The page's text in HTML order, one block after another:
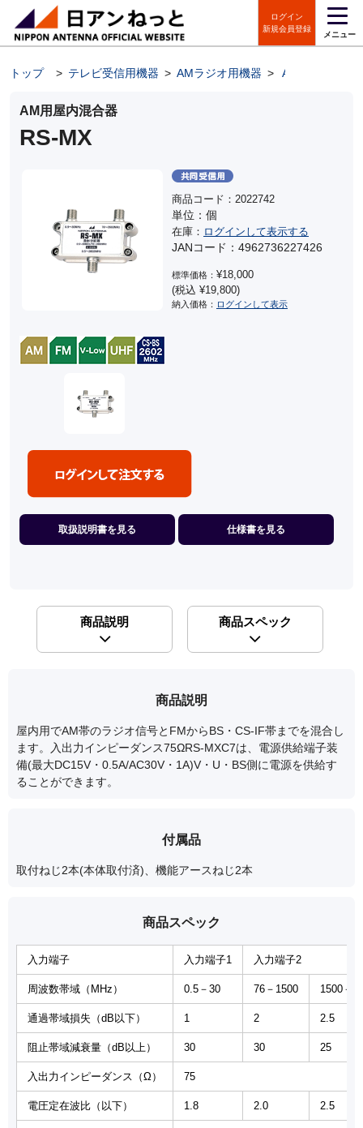
ログイン
新規会員登録
メニュー
トップ > テレビ受信用機器 > AMラジオ用機器 > AM用混合器
AM用屋内混合器
RS-MX
商品コード：2022742
単位：個
在庫： ログインして表示する
JANコード：4962736227426
標準価格： ¥18,000
(税込 ¥19,800)
納入価格： ログインして表示
取扱説明書を見る 仕様書を見る
商品説明 商品スペック
商品説明
屋内用でAM帯のラジオ信号とFMからBS・CS-IF帯までを混合し
ます。入出力インピーダンス75ΩRS-MXC7は、電源供給端子装
備(最大DC15V・0.5A/AC30V・1A)V・U・BS側に電源を供給す
ることができます。
付属品
取付ねじ2本(本体取付済)、機能アースねじ2本
商品スペック
入力端子 入力端子1 入力端子2
周波数帯域（MHz） 0.5－30 76－1500 1500－
通過帯域損失（dB以下） 1 2 2.5
阻止帯域減衰量（dB以上） 30 30 25
入出力インピーダンス（Ω） 75
電圧定在波比（以下） 1.8 2.0 2.5